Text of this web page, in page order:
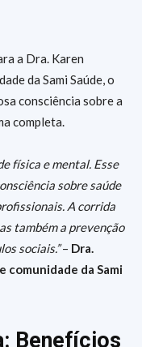
a Dra. Karen
da Sami Saúde, o
consciência sobre a
completa.
física e mental. Esse
sobre saúde
A corrida
também a prevenção
sociais.”– Dra.
comunidade da Sami
Benefícios